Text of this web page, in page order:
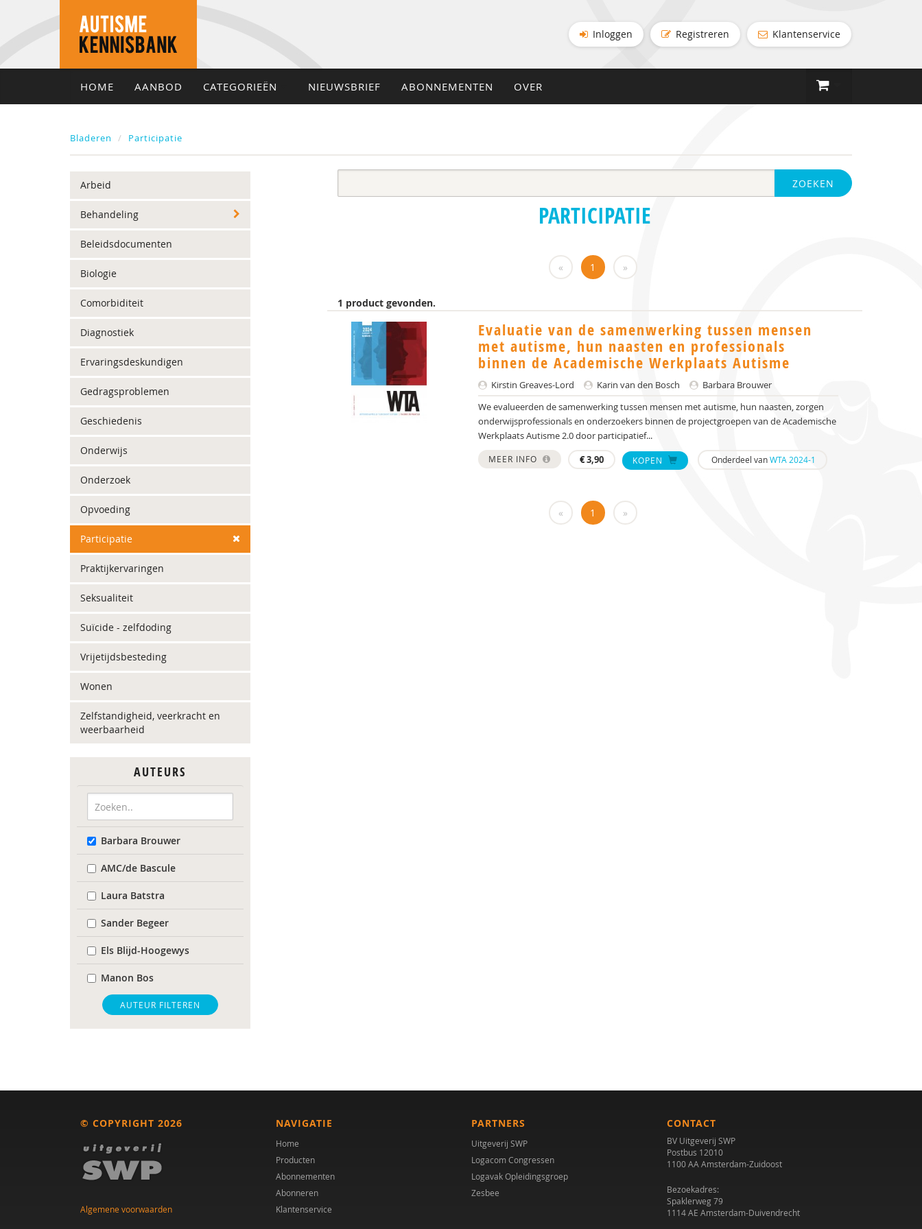
Inloggen Registreren Klantenservice
HOME AANBOD CATEGORIEËN NIEUWSBRIEF ABONNEMENTEN OVER
Bladeren Participatie
Arbeid
Behandeling
Beleidsdocumenten
Biologie
Comorbiditeit
Diagnostiek
Ervaringsdeskundigen
Gedragsproblemen
Geschiedenis
Onderwijs
Onderzoek
Opvoeding
Participatie
Praktijkervaringen
Seksualiteit
Suïcide - zelfdoding
Vrijetijdsbesteding
Wonen
Zelfstandigheid, veerkracht en
weerbaarheid
AUTEURS
Barbara Brouwer
AMC/de Bascule
Laura Batstra
Sander Begeer
Els Blijd-Hoogewys
Manon Bos
Marieke Bos
Arie Boven
Manon C.M. Bos
Dr. E.H.M. Eurelings-
Bontekoe
Lode Goukens
Kirstin Greaves-Lord
AUTEUR FILTEREN
ZOEKEN
PARTICIPATIE
« 1 »
1 product gevonden.
Evaluatie van de samenwerking tussen mensen
met autisme, hun naasten en professionals
binnen de Academische Werkplaats Autisme
Kirstin Greaves-Lord Karin van den Bosch
Barbara Brouwer
We evalueerden de samenwerking tussen mensen met autisme, hun naasten, zorgen
onderwijsprofessionals en onderzoekers binnen de projectgroepen van de Academische
Werkplaats Autisme 2.0 door participatief...
MEER INFO €3,90 KOPEN Onderdeel vanWTA 2024-1
« 1 »
© COPYRIGHT 2026
Algemene voorwaarden
NAVIGATIE
Home
Producten
Abonnementen
Abonneren
Klantenservice
PARTNERS
Uitgeverij SWP
Logacom Congressen
Logavak Opleidingsgroep
Zesbee
CONTACT
BV Uitgeverij SWP
Postbus 12010
1100 AA Amsterdam-Zuidoost
Bezoekadres:
Spaklerweg 79
1114 AE Amsterdam-Duivendrecht